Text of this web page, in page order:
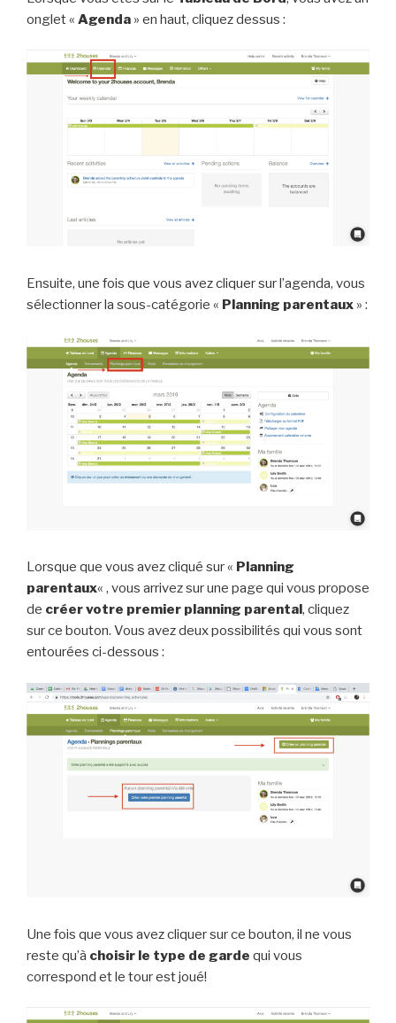
onglet « Agenda » en haut, cliquez dessus :
Ensuite, une fois que vous avez cliquer sur l’agenda, vous
sélectionner la sous-catégorie « Planning parentaux » :
Lorsque que vous avez cliqué sur « Planning
parentaux« , vous arrivez sur une page qui vous propose
de créer votre premier planning parental, cliquez
sur ce bouton. Vous avez deux possibilités qui vous sont
entourées ci-dessous :
Une fois que vous avez cliquer sur ce bouton, il ne vous
reste qu’à choisir le type de garde qui vous
correspond et le tour est joué!